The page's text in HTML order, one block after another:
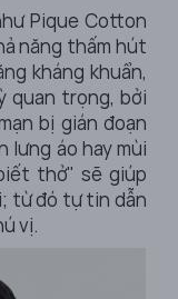
Pique Cotton
năng thấm hút
kháng khuẩn,
quan trọng, bởi
bị gián đoạn
lưng áo hay mùi
thở" sẽ giúp
từ đó tự tin dẫn
vị.